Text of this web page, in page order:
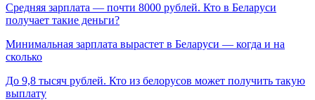
Средняя зарплата — почти 8000 рублей. Кто в Беларуси
получает такие деньги?
Минимальная зарплата вырастет в Беларуси — когда и на
сколько
До 9,8 тысяч рублей. Кто из белорусов может получить такую
выплату